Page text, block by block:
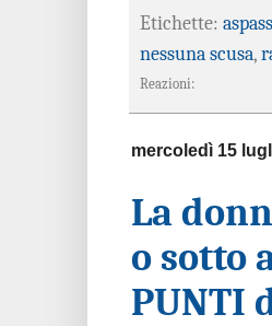
Etichette:
nessuna scusa,
Reazioni:
mercoledì 15
La
o sotto
PUNTI